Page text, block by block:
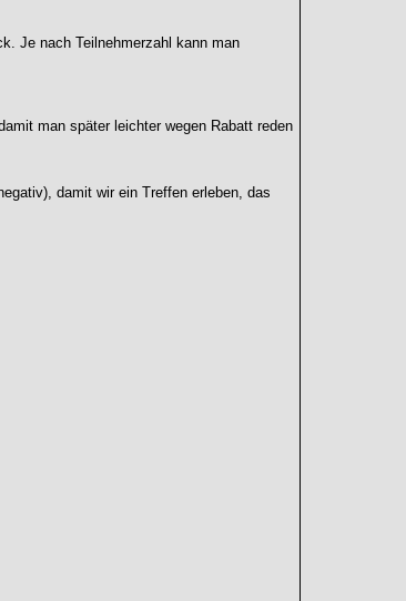
Je nach Teilnehmerzahl kann man
man später leichter wegen Rabatt reden
damit wir ein Treffen erleben, das